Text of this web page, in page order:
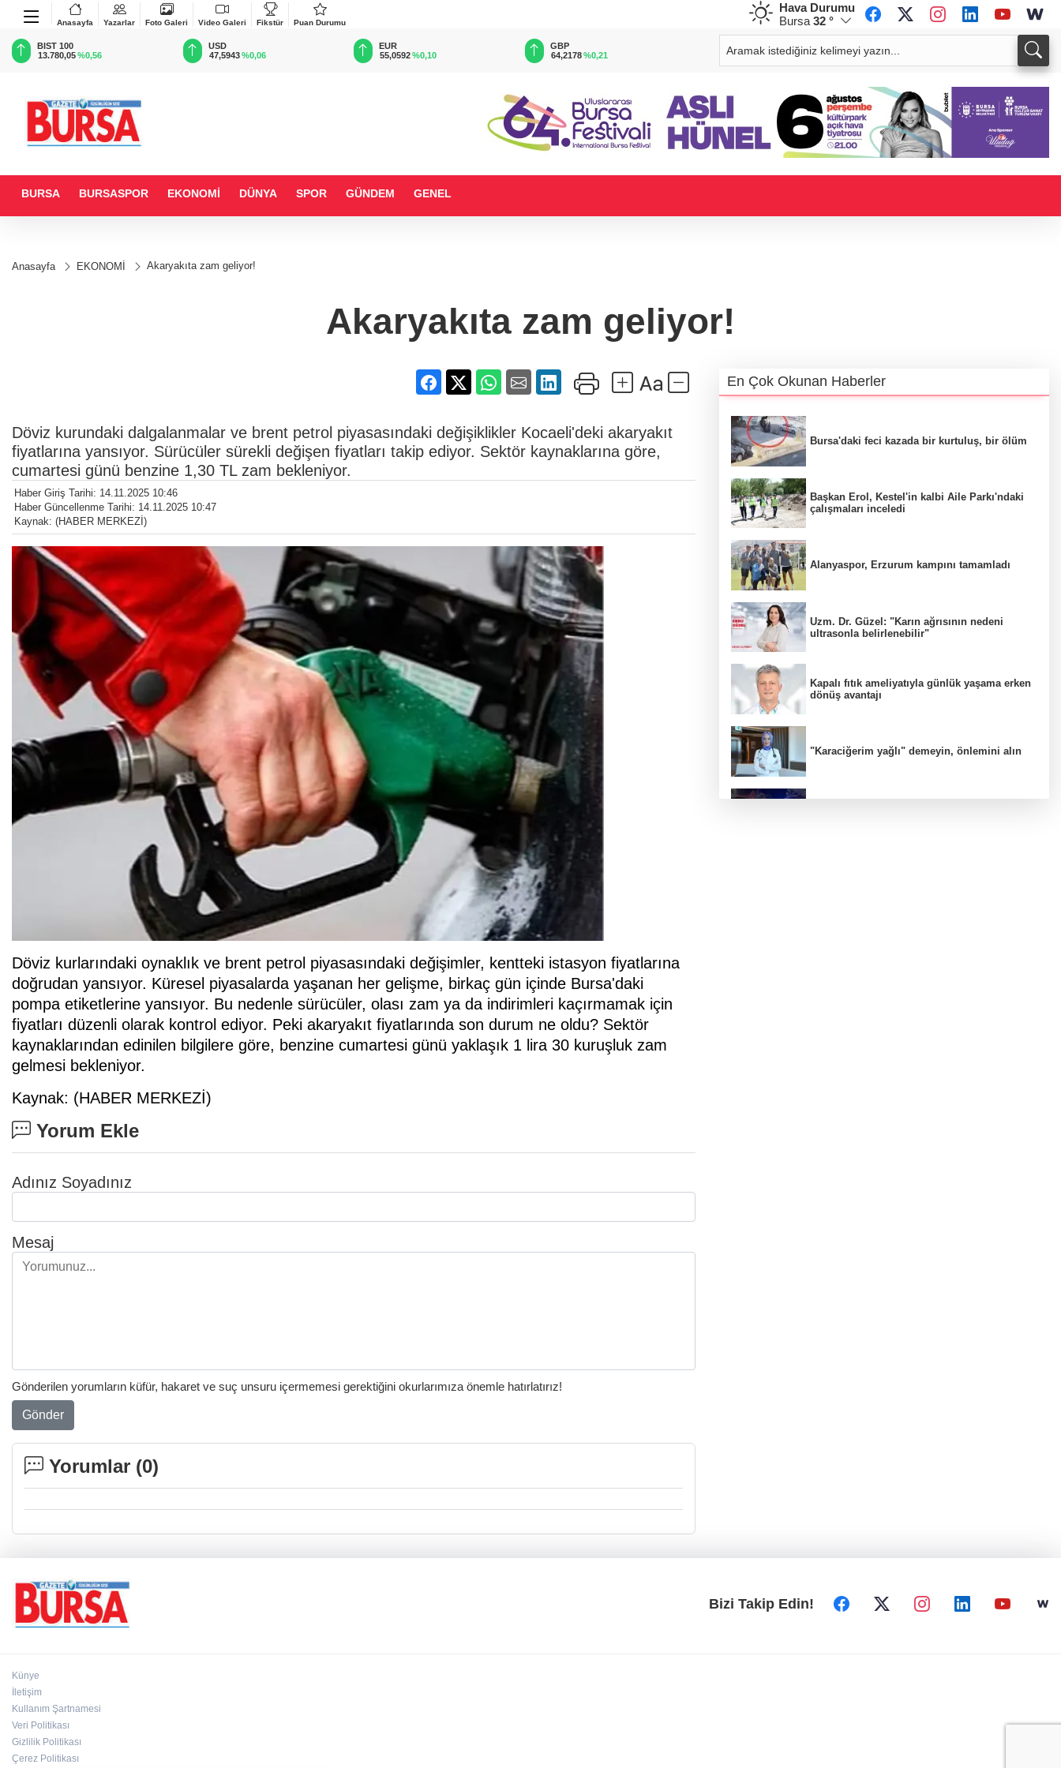
Anasayfa Yazarlar Foto Galeri Video Galeri Fikstür Puan Durumu
Hava Durumu
Bursa 32 °
BIST 100
13.780,05%0,56
USD
47,5943 %0,06
EUR
55,0592%0,10
GBP
64,2178 %0,21
CHF
58,8381%-0,15
33,9642
BURSA BURSASPOR EKONOMİ DÜNYA SPOR GÜNDEM GENEL
Anasayfa EKONOMİ Akaryakıta zam geliyor!
Akaryakıta zam geliyor!
Döviz kurundaki dalgalanmalar ve brent petrol piyasasındaki değişiklikler Kocaeli'deki akaryakıt
fiyatlarına yansıyor. Sürücüler sürekli değişen fiyatları takip ediyor. Sektör kaynaklarına göre,
cumartesi günü benzine 1,30 TL zam bekleniyor.
Haber Giriş Tarihi: 14.11.2025 10:46
Haber Güncellenme Tarihi: 14.11.2025 10:47
Kaynak: (HABER MERKEZİ)
Döviz kurlarındaki oynaklık ve brent petrol piyasasındaki değişimler, kentteki istasyon fiyatlarına
doğrudan yansıyor. Küresel piyasalarda yaşanan her gelişme, birkaç gün içinde Bursa'daki
pompa etiketlerine yansıyor. Bu nedenle sürücüler, olası zam ya da indirimleri kaçırmamak için
fiyatları düzenli olarak kontrol ediyor. Peki akaryakıt fiyatlarında son durum ne oldu? Sektör
kaynaklarından edinilen bilgilere göre, benzine cumartesi günü yaklaşık 1 lira 30 kuruşluk zam
gelmesi bekleniyor.
Kaynak: (HABER MERKEZİ)
Yorum Ekle
Adınız Soyadınız
Mesaj
Gönderilen yorumların küfür, hakaret ve suç unsuru içermemesi gerektiğini okurlarımıza önemle hatırlatırız!
Gönder
Yorumlar (0)
En Çok Okunan Haberler
Bursa'daki feci kazada bir kurtuluş, bir ölüm
Başkan Erol, Kestel'in kalbi Aile Parkı'ndaki
çalışmaları inceledi
Alanyaspor, Erzurum kampını tamamladı
Uzm. Dr. Güzel: "Karın ağrısının nedeni
ultrasonla belirlenebilir"
Kapalı fıtık ameliyatıyla günlük yaşama erken
dönüş avantajı
"Karaciğerim yağlı" demeyin, önlemini alın
Bizi Takip Edin!
Künye
İletişim
Kullanım Şartnamesi
Veri Politikası
Gizlilik Politikası
Çerez Politikası